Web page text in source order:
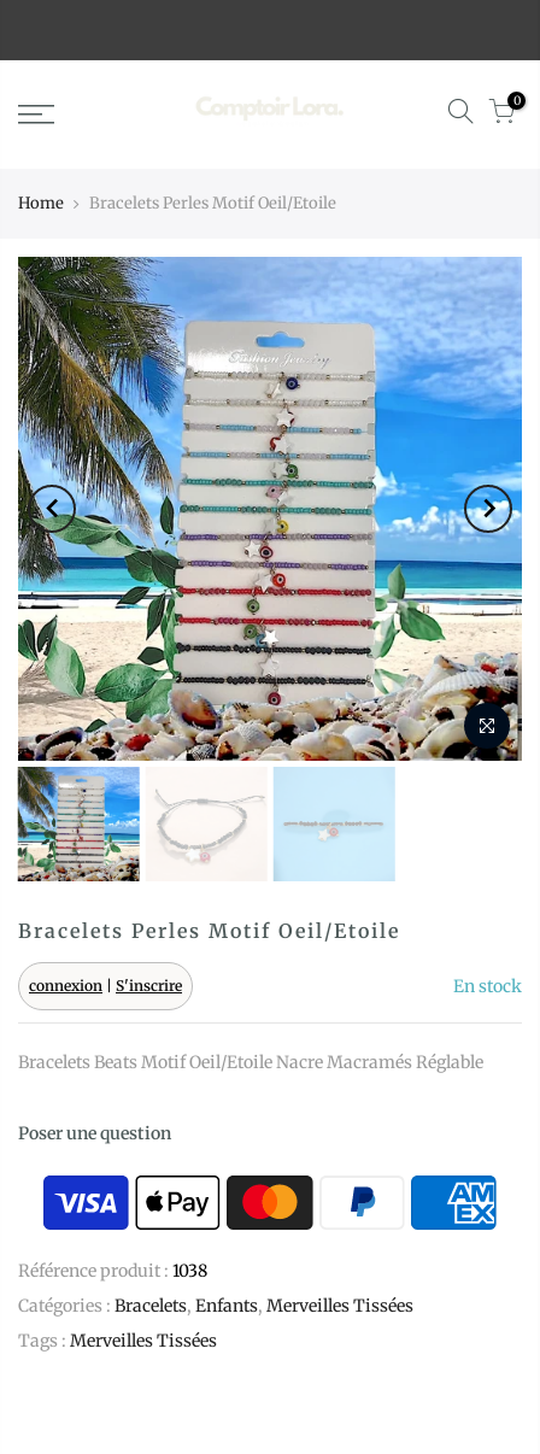
0
Home Bracelets Perles Motif Oeil/Etoile
Bracelets Perles Motif Oeil/Etoile
connexion S'inscrire En stock
Bracelets Beats Motif Oeil/Etoile Nacre Macramés Réglable
Poser une question
Référence produit : 1038
Catégories : Bracelets, Enfants, Merveilles Tissées
Tags : Merveilles Tissées